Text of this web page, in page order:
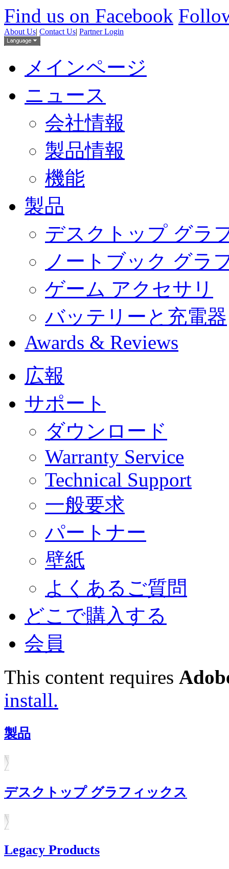
Find us on Facebook
About Us| Contact Us| Partner Login
メインページ
ニュース
会社情報
製品情報
機能
製品
デスクトップ グラ
ノートブック グラ
ゲーム アクセサリ
バッテリーと充電器
Awards & Reviews
広報
サポート
ダウンロード
Warranty Service
Technical Support
一般要求
パートナー
壁紙
よくあるご質問
どこで購入する
会員
This content requires
install.
製品
デスクトップ グラフィックス
Legacy Products